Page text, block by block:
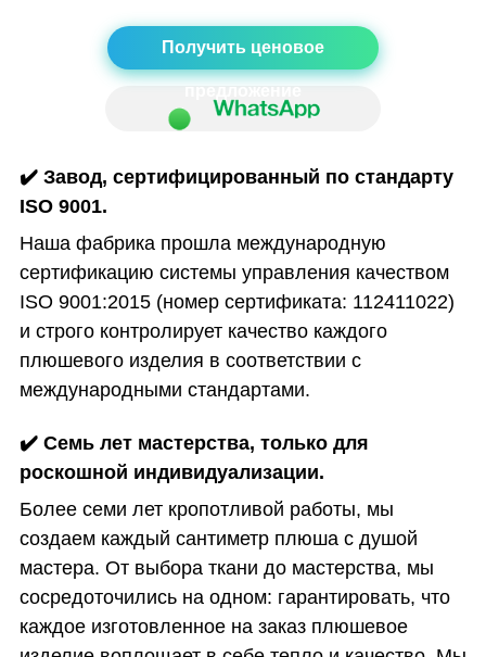
Получить ценовое
✔️Завод, сертифицированный по стандарту
ISO 9001.
Наша фабрика прошла международную
сертификацию системы управления качеством
ISO 9001:2015 (номер сертификата: 112411022)
и строго контролирует качество каждого
плюшевого изделия в соответствии с
международными стандартами.
✔️Семь лет мастерства, только для
роскошной индивидуализации.
Более семи лет кропотливой работы, мы
создаем каждый сантиметр плюша с душой
мастера. От выбора ткани до мастерства, мы
сосредоточились на одном: гарантировать, что
каждое изготовленное на заказ плюшевое